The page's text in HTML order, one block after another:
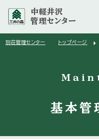
中軽井沢
管理センター
別荘管理センター トップページ arrow_right
基本管